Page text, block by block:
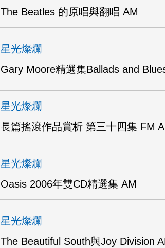
The Beatles 的原唱與翻唱 AM
星光燦爛
Gary Moore精選集Ballads and
星光燦爛
長篇搖滾作品賞析 第三十四集 FM
星光燦爛
Oasis 2006年雙CD精選集 AM
星光燦爛
The Beautiful South與Joy Division